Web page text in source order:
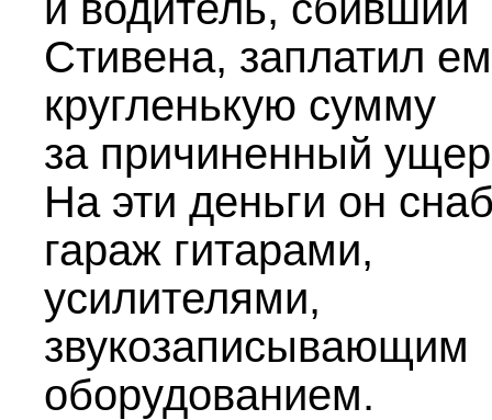
Стивена, заплатил
кругленькую сумму
за причиненный
На эти деньги он
гараж гитарами,
усилителями,
звукозаписывающим
оборудованием.